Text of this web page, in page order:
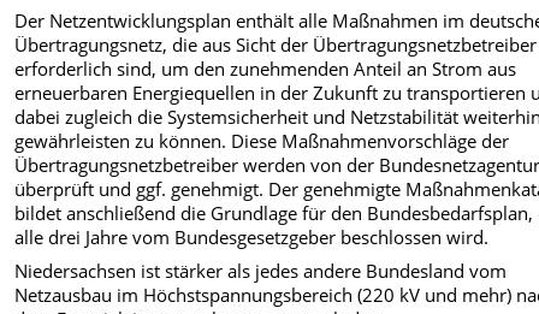
Der Netzentwicklungsplan enthält alle Maßnahmen im
Übertragungsnetz, die aus Sicht der Übertragungsnetzbetreiber
erforderlich sind, um den zunehmenden Anteil an Strom aus
erneuerbaren Energiequellen in der Zukunft zu transportieren
dabei zugleich die Systemsicherheit und Netzstabilität
gewährleisten zu können. Diese Maßnahmenvorschläge der
Übertragungsnetzbetreiber werden von der
überprüft und ggf. genehmigt. Der genehmigte
bildet anschließend die Grundlage für den Bundesbedarfsplan,
alle drei Jahre vom Bundesgesetzgeber beschlossen wird.
Niedersachsen ist stärker als jedes andere Bundesland vom
Netzausbau im Höchstspannungsbereich (220 kV und mehr)